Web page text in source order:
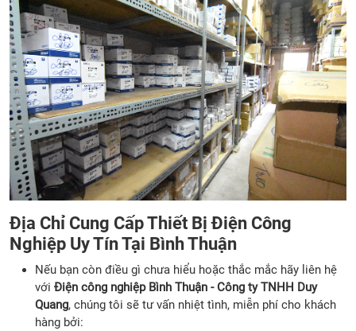
Địa Chỉ Cung Cấp Thiết Bị Điện Công
Nghiệp Uy Tín Tại Bình Thuận
Nếu bạn còn điều gì chưa hiểu hoặc thắc mắc hãy liên hệ
với Điện công nghiệp Bình Thuận - Công ty TNHH Duy
Quang, chúng tôi sẽ tư vấn nhiệt tình, miễn phí cho khách
hàng bởi: